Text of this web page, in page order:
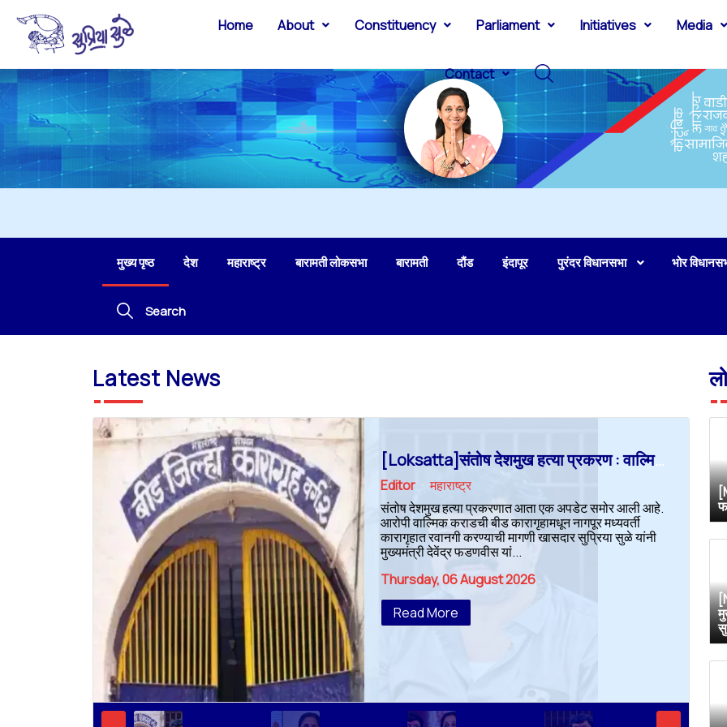
Home About Constituency Parliament Initiatives Media
Contact
मुख्य पृष्ठ देश महाराष्ट्र बारामती लोकसभा बारामती दौंड इंदापूर पुरंदर विधानसभा भोर
Search
Latest News
[Loksatta]संतोष देशमुख हत्या प्रकरण : वाल्मिक कराडची रवानगी नागपूर कारागृहात करण्याची सुप्रिया सुळेंची मागणी
Editor
महाराष्ट्र
संतोष देशमुख हत्या प्रकरणात आता एक अपडेट समोर आली आहे.
आरोपी वाल्मिक कराडची बीड कारागृहामधून नागपूर मध्यवर्ती
कारागृहात रवानगी करण्याची मागणी खासदार सुप्रिया सुळे यांनी
मुख्यमंत्री देवेंद्र फडणवीस यां...
Thursday, 06 August 2026
Read More